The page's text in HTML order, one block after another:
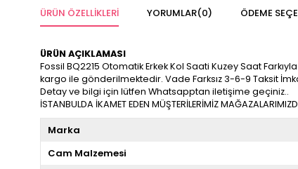
ÜRÜN ÖZELLIKLERI YORUMLAR(0) ÖDEME
ÜRÜN AÇIKLAMASI
Fossil BQ2215 Otomatik Erkek Kol Saati Kuzey Saat
kargo ile gönderilmektedir. Vade Farksız 3-6-9 Taksit
Detay ve bilgi için lütfen Whatsapptan iletişime geçiniz..
İSTANBULDA İKAMET EDEN MÜŞTERİLERİMİZ
Marka
Cam Malzemesi